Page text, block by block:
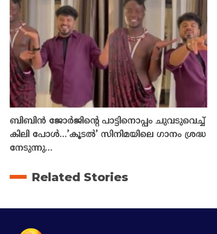
ബിബിൻ ജോർജിന്റെ പാട്ടിനൊപ്പം ചുവടുവെച്ച്
കിലി പോൾ…’കൂടൽ’ സിനിമയിലെ ഗാനം ശ്രദ്ധ
നേടുന്നു…
Related Stories